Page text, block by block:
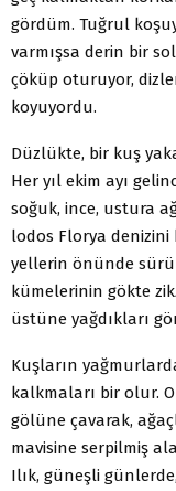
gördüm. Tuğrul
varmışsa derin bir
çöküp oturuyor,
koyuyordu.
Düzlükte, bir kuş
Her yıl ekim ayı
soğuk, ince, ustura
lodos Florya
yellerin önünde
kümelerinin gökte
üstüne yağdıkları
Kuşların
kalkmaları bir olur.
gölüne çavarak,
mavisine serpilmiş
Ilık, güneşli